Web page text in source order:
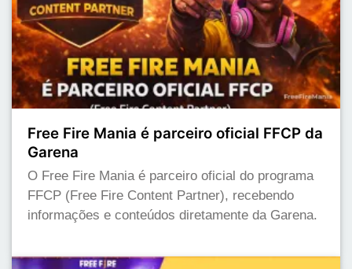
Free Fire Mania é parceiro oficial FFCP da
Garena
O Free Fire Mania é parceiro oficial do programa
FFCP (Free Fire Content Partner), recebendo
informações e conteúdos diretamente da Garena.